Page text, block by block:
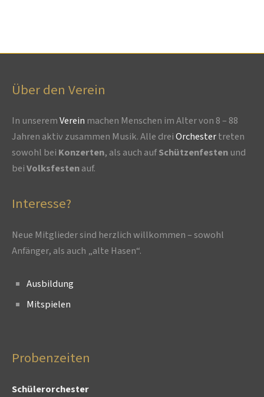
Über den Verein
In unseremVerein machen Menschen im Alter von 8 – 88
Jahren aktiv zusammen Musik. Alle dreiOrchestertreten
sowohl bei Konzerten, als auch aufSchützenfestenund
beiVolksfestenauf.
Interesse?
Neue Mitglieder sind herzlich willkommen – sowohl
Anfänger, als auch „alte Hasen“.
Ausbildung
Mitspielen
Probenzeiten
Schülerorchester